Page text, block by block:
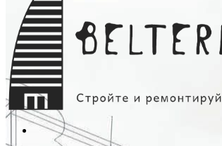
Поиск...